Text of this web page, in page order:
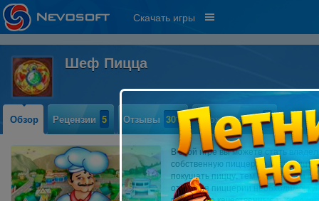
Скачать игры
Шеф Пицца
Обзор Рецензии 5 Отзывы 301 Прохождение 0
В этой игре вы можете стать
собственную пиццерию, вы
покушать пиццу, тем более, если
открытия пиццерии необходимо: